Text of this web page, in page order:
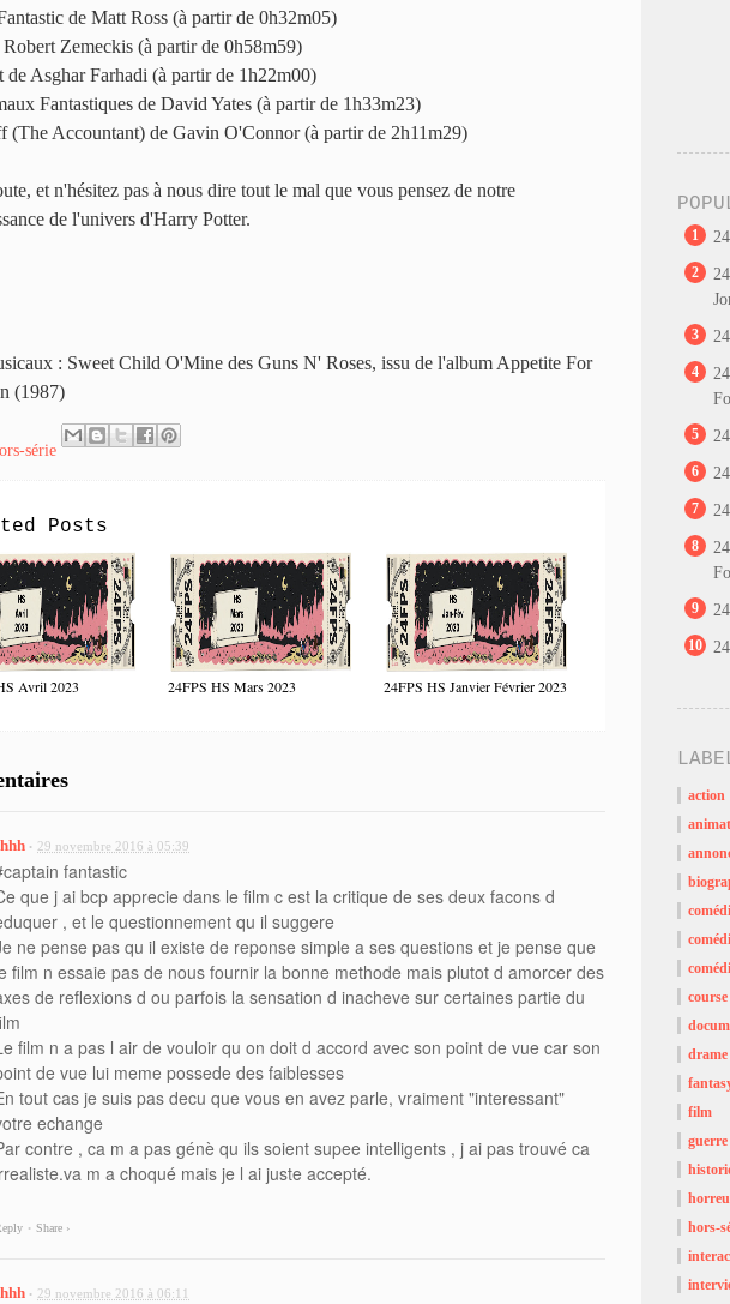
de Matt Ross (à partir de 0h32m05)
Zemeckis (à partir de 0h58m59)
de Asghar Farhadi (à partir de 1h22m00)
Fantastiques de David Yates (à partir de 1h33m23)
(The Accountant) de Gavin O'Connor (à partir de 2h11m29)
et n'hésitez pas à nous dire tout le mal que vous pensez de notre
de l'univers d'Harry Potter.
: Sweet Child O'Mine des Guns N' Roses, issu de l'album Appetite For
(1987)
série
Posts
Avril 2023 24FPS HS Mars 2023 24FPS HS Janvier Février 2023
• 29 novembre 2016 à 05:39
fantastic
que j ai bcp apprecie dans le film c est la critique de ses deux facons d
, et le questionnement qu il suggere
ne pense pas qu il existe de reponse simple a ses questions et je pense que
film n essaie pas de nous fournir la bonne methode mais plutot d amorcer des
de reflexions d ou parfois la sensation d inacheve sur certaines partie du
film n a pas l air de vouloir qu on doit d accord avec son point de vue car son
de vue lui meme possede des faiblesses
tout cas je suis pas decu que vous en avez parle, vraiment "interessant"
echange
contre , ca m a pas génè qu ils soient supee intelligents , j ai pas trouvé ca
m a choqué mais je l ai juste accepté.
• Share ›
• 29 novembre 2016 à 06:11
1
2
3
4
5
6
7
8
9
10
action
course
drame
film
guerre
hors-